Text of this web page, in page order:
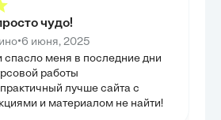
экономической
было предоставить
и рекомендаций для
чудо!
•6 июня, 2025
спасло меня в последние дни
работы
лучше сайта с
и материалом не найти!